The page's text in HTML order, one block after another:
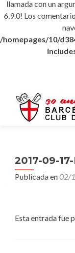
llamada con un
6.9.0! Los
/homepages/10/
2017-09-
Publicada en02/
Esta entrada fue